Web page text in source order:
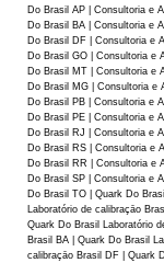
Do Brasil AP | Consultoria e
Do Brasil BA | Consultoria e
Do Brasil DF | Consultoria e
Do Brasil GO | Consultoria e
Do Brasil MT | Consultoria e
Do Brasil MG | Consultoria e
Do Brasil PB | Consultoria e
Do Brasil PE | Consultoria e
Do Brasil RJ | Consultoria e
Do Brasil RS | Consultoria e
Do Brasil RR | Consultoria e
Do Brasil SP | Consultoria e
Do Brasil TO | Quark Do
Laboratório de calibraçāo
Quark Do Brasil Laboratório
Brasil BA | Quark Do Brasil
calibraçāo Brasil DF | Quark